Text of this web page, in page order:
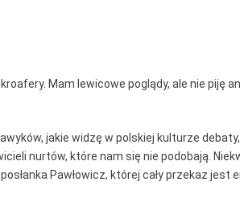
Mam lewicowe poglądy, ale nie piję
jakie widzę w polskiej kulturze
nurtów, które nam się nie podobają.
Pawłowicz, której cały przekaz jest